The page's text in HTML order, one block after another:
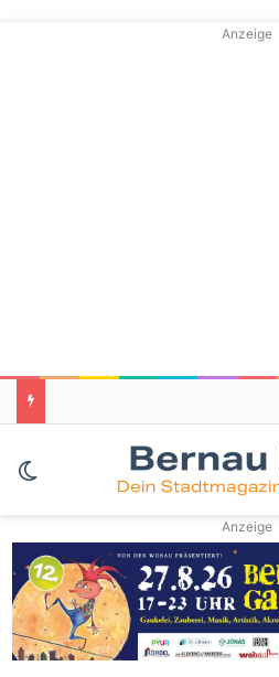
Anzeige
Skin umschalten
Anzeige